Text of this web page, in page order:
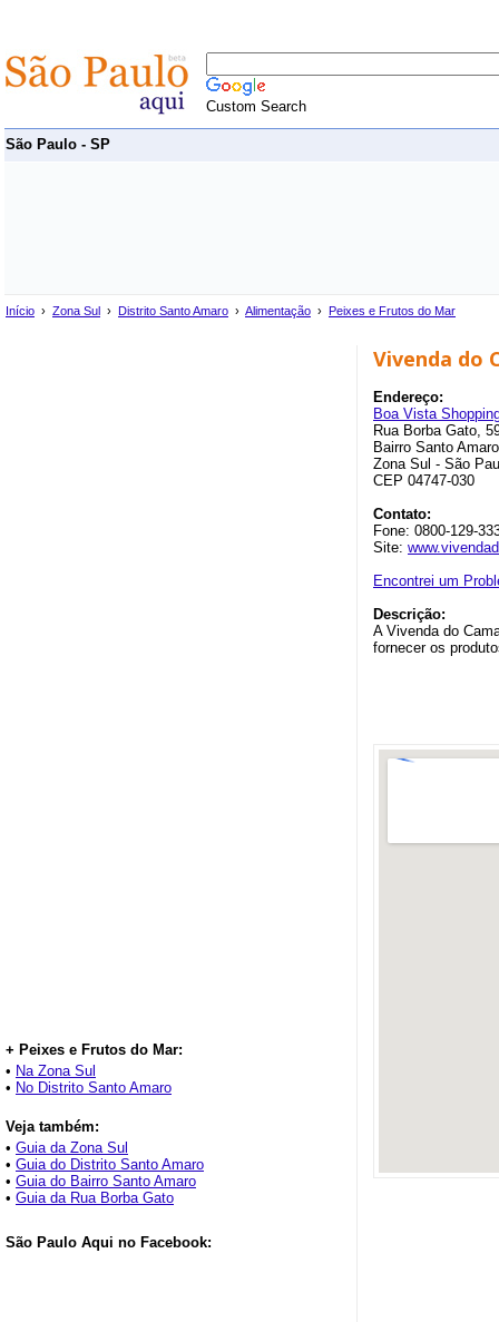
Custom Search
São Paulo - SP
Início › Zona Sul › Distrito Santo Amaro › Alimentação › Peixes e Frutos do Mar
+ Peixes e Frutos do Mar:
• Na Zona Sul
• No Distrito Santo Amaro
Veja também:
• Guia da Zona Sul
• Guia do Distrito Santo Amaro
• Guia do Bairro Santo Amaro
• Guia da Rua Borba Gato
São Paulo Aqui no Facebook:
Vivenda do
Endereço:
Boa Vista
Rua Borba Gato,
Bairro Santo
Zona Sul - São
CEP 04747-030
Contato:
Fone: 0800-129-
Site:
Encontrei um
Descrição:
A Vivenda do
fornecer os